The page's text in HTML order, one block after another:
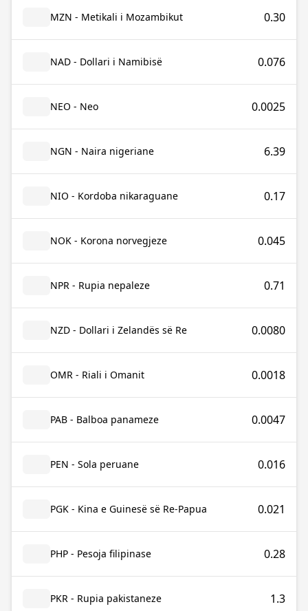
MZN - Metikali i Mozambikut 0.30
NAD - Dollari i Namibisë 0.076
NEO - Neo 0.0025
NGN - Naira nigeriane 6.39
NIO - Kordoba nikaraguane 0.17
NOK - Korona norvegjeze 0.045
NPR - Rupia nepaleze 0.71
NZD - Dollari i Zelandës së Re 0.0080
OMR - Riali i Omanit 0.0018
PAB - Balboa panameze 0.0047
PEN - Sola peruane 0.016
PGK - Kina e Guinesë së Re-Papua 0.021
PHP - Pesoja filipinase 0.28
PKR - Rupia pakistaneze 1.3